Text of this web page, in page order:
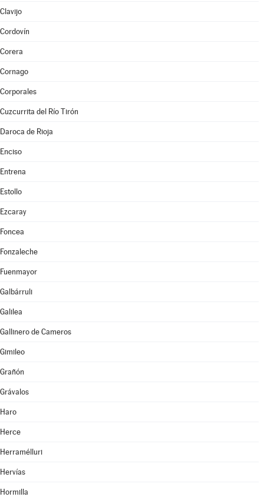
Clavijo
Cordovín
Corera
Cornago
Corporales
Cuzcurrita del Río Tirón
Daroca de Rioja
Enciso
Entrena
Estollo
Ezcaray
Foncea
Fonzaleche
Fuenmayor
Galbárruli
Galilea
Gallinero de Cameros
Gimileo
Grañón
Grávalos
Haro
Herce
Herramélluri
Hervías
Hormilla